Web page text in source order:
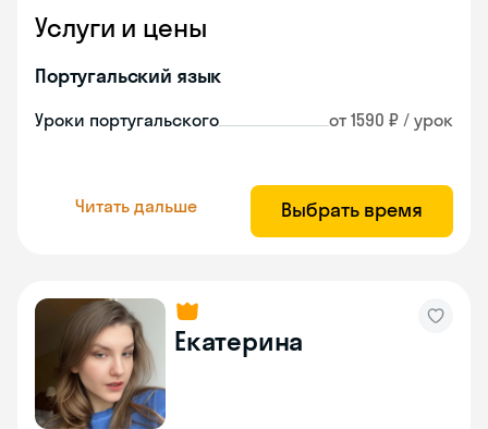
Услуги и цены
Португальский язык
Уроки португальского от 1590 ₽ / урок
Читать дальше Выбрать время
Екатерина